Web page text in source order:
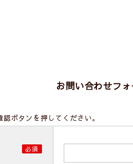
お問い合わせフ
ボタンを押してください。
必須